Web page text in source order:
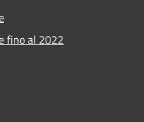
fino al 2022